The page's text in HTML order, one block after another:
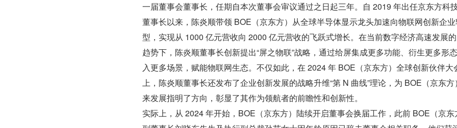
一届董事会董事长，任期自本次董事会审议通过之日起三年。自 2019 年出任京东方科
董事长以来，陈炎顺带领 BOE（京东方）从全球半导体显示龙头加速向物联网创新企
型，实现从 1000 亿元营收向 2000 亿元营收的飞跃式增长。在当前数字经济高速发展
趋势下，陈炎顺董事长创新提出“屏之物联”战略，通过给屏集成更多功能、衍生更多形
入更多场景，赋能物联网生态。不仅如此，在 2024 年 BOE（京东方）全球创新伙伴大
上，陈炎顺董事长还发布了企业创新发展的战略升维“第 N 曲线”理论，为 BOE（京东方
来发展指明了方向，彰显了其作为领航者的前瞻性和创新性。
实际上，从 2024 年开始，BOE（京东方）陆续开启董事会换届工作，此前 BOE（京东